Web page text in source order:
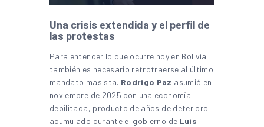
Una crisis extendida y el perfil de
las protestas
Para entender lo que ocurre hoy en Bolivia
también es necesario retrotraerse al último
mandato masista. Rodrigo Paz asumió en
noviembre de 2025 con una economía
debilitada, producto de años de deterioro
acumulado durante el gobierno de Luis